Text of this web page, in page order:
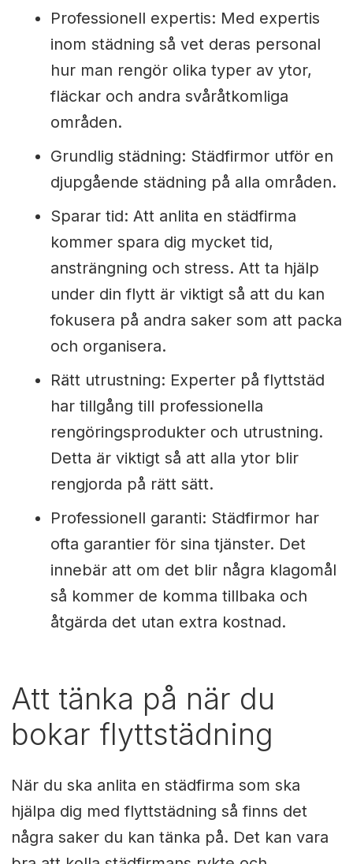
Professionell expertis: Med expertis
inom städning så vet deras personal
hur man rengör olika typer av ytor,
fläckar och andra svåråtkomliga
områden.
Grundlig städning: Städfirmor utför en
djupgående städning på alla områden.
Sparar tid: Att anlita en städfirma
kommer spara dig mycket tid,
ansträngning och stress. Att ta hjälp
under din flytt är viktigt så att du kan
fokusera på andra saker som att packa
och organisera.
Rätt utrustning: Experter på flyttstäd
har tillgång till professionella
rengöringsprodukter och utrustning.
Detta är viktigt så att alla ytor blir
rengjorda på rätt sätt.
Professionell garanti: Städfirmor har
ofta garantier för sina tjänster. Det
innebär att om det blir några klagomål
så kommer de komma tillbaka och
åtgärda det utan extra kostnad.
Att tänka på när du
bokar flyttstädning
När du ska anlita en städfirma som ska
hjälpa dig med flyttstädning så finns det
några saker du kan tänka på. Det kan vara